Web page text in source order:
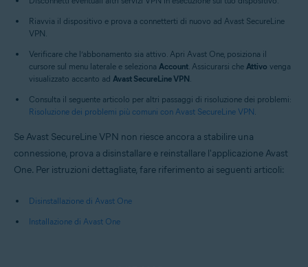
Riavvia il dispositivo e prova a connetterti di nuovo ad Avast SecureLine
VPN.
Verificare che l’abbonamento sia attivo. Apri Avast One, posiziona il
cursore sul menu laterale e seleziona Account . Assicurarsi che Attivo venga
visualizzato accanto ad Avast SecureLine VPN
Consulta il seguente articolo per altri passaggi di risoluzione dei problemi:
Risoluzione dei problemi più comuni con Avast SecureLine VPN
Se Avast SecureLine VPN non riesce ancora a stabilire una
connessione, prova a disinstallare e reinstallare l'applicazione Avast
One. Per istruzioni dettagliate, fare riferimento ai seguenti articoli:
Disinstallazione di Avast One
Installazione di Avast One